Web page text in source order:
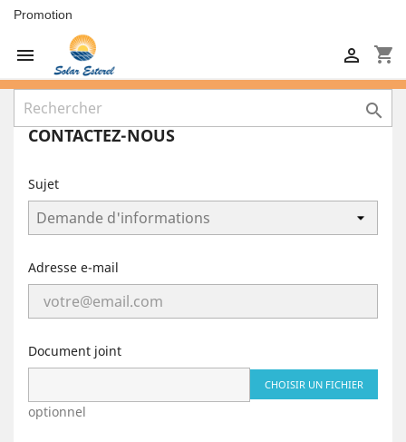
Promotion
 shopping_cart


CONTACTEZ-NOUS
Sujet
Adresse e-mail
Document joint
CHOISIR UN FICHIER
optionnel